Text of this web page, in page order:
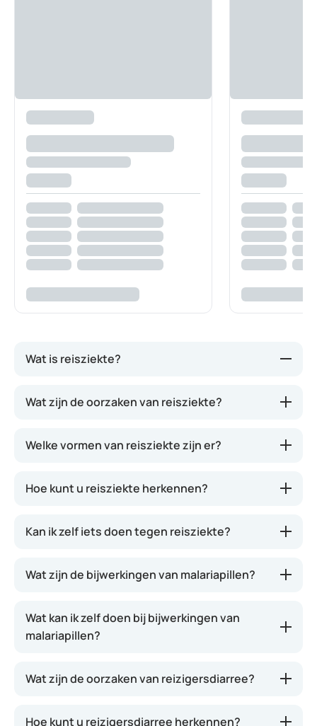
Wat is reisziekte?
genoemd, verstaan we zowel wagenziekte,
hetzelfde fenomeen: een bewegend vervoermiddel
kan raken. Dit leidt tot misselijkheid en braken. Het
Wat zijn de oorzaken van reisziekte?
Welke vormen van reisziekte zijn er?
Hoe kunt u reisziekte herkennen?
Kan ik zelf iets doen tegen reisziekte?
Wat zijn de bijwerkingen van malariapillen?
Wat kan ik zelf doen bij bijwerkingen van
malariapillen?
Wat zijn de oorzaken van reizigersdiarree?
Hoe kunt u reizigersdiarree herkennen?